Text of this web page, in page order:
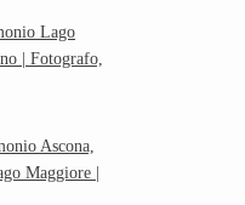
Lago
| Fotografo,
Ascona,
Maggiore |